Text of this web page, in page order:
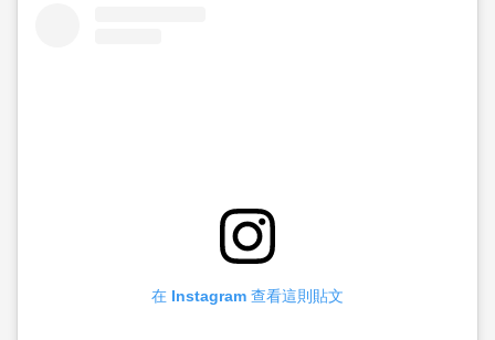
在 Instagram 查看這則貼文